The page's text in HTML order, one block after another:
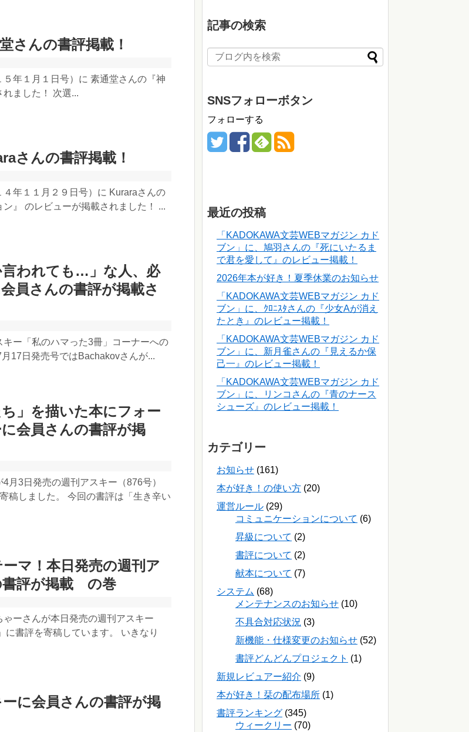
さんの書評掲載！
年１月１日号）に 素通堂さんの『神
ました！ 次選...
さんの書評掲載！
年１１月２９日号）に Kuraraさんの
ン』 のレビューが掲載されました！ ...
言われても…」な人、必
員さんの書評が掲載さ
ー「私のハマった3冊」コーナーへの
17日発売号ではBachakovさんが...
ち」を描いた本にフォー
会員さんの書評が掲
月3日発売の週刊アスキー（876号）
稿しました。 今回の書評は「生き辛い
マ！本日発売の週刊ア
書評が掲載 の巻
ーさんが本日発売の週刊アスキー
に書評を寄稿しています。 いきなり
に会員さんの書評が掲
記事の検索
SNSフォローボタン
フォローする
最近の投稿
「KADOKAWA文芸WEBマガジン カド
ブン」に、鳩羽さんの『死にいたるま
で君を愛して』のレビュー掲載！
2026年本が好き！夏季休業のお知らせ
「KADOKAWA文芸WEBマガジン カド
ブン」に、ｸﾛﾆｽﾀさんの『少女Aが消え
たとき』のレビュー掲載！
「KADOKAWA文芸WEBマガジン カド
ブン」に、新月雀さんの『見えるか保
己一』のレビュー掲載！
「KADOKAWA文芸WEBマガジン カド
ブン」に、リンコさんの『青のナース
シューズ』のレビュー掲載！
カテゴリー
お知らせ (161)
本が好き！の使い方 (20)
運営ルール (29)
コミュニケーションについて (6)
昇級について (2)
書評について (2)
献本について (7)
システム (68)
メンテナンスのお知らせ (10)
不具合対応状況 (3)
新機能・仕様変更のお知らせ (52)
書評どんどんプロジェクト (1)
新規レビュアー紹介 (9)
本が好き！栞の配布場所 (1)
書評ランキング (345)
ウィークリー (70)